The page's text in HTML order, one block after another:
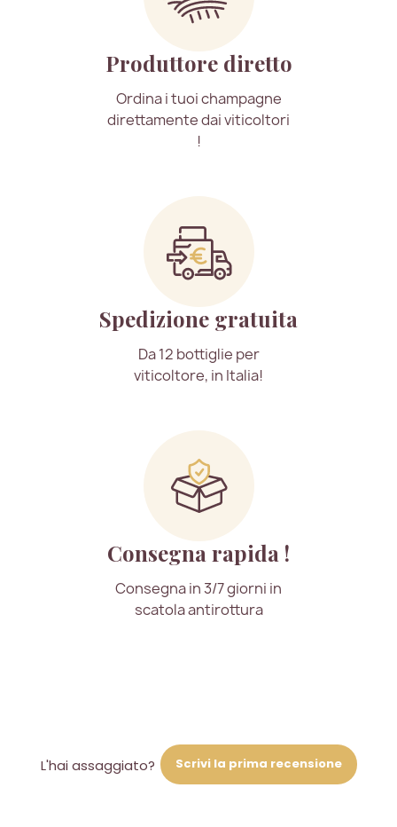
Produttore diretto
Ordina i tuoi champagne
direttamente dai viticoltori
!
Spedizione gratuita
Da 12 bottiglie per
viticoltore, in Italia!
Consegna rapida !
Consegna in 3/7 giorni in
scatola antirottura
L'hai assaggiato? Scrivi la prima recensione